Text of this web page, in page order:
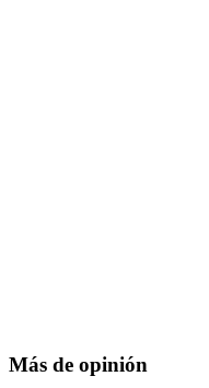
Más de opinión